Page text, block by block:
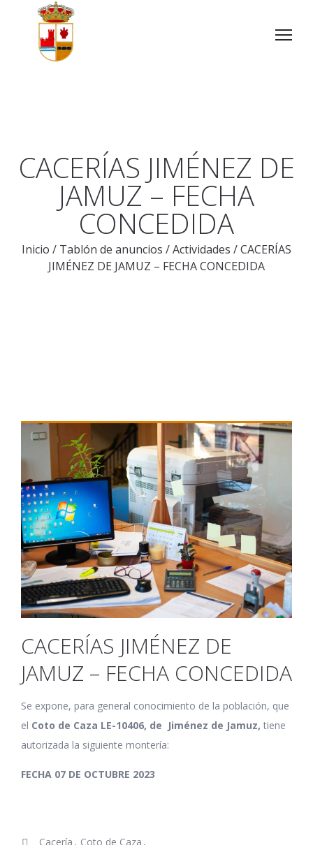
CACERÍAS JIMÉNEZ DE
JAMUZ – FECHA
CONCEDIDA
Inicio / Tablón de anuncios /Actividades /CACERÍAS
JIMÉNEZ DE JAMUZ – FECHA CONCEDIDA
CACERÍAS JIMÉNEZ DE
JAMUZ – FECHA CONCEDIDA
Se expone, para general conocimiento de la población, que
el Coto de Caza LE-10406, de Jiménez de Jamuz, tiene
autorizada la siguiente montería:
FECHA 07 DE OCTUBRE 2023
Cacería
Coto de Caza